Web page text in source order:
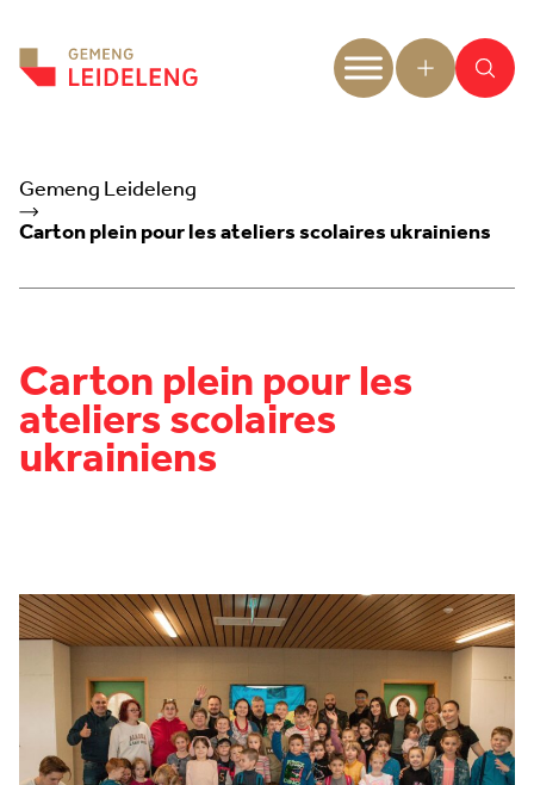
Gemeng Leideleng
Carton plein pour les ateliers scolaires ukrainiens
Carton plein pour les
ateliers scolaires
ukrainiens